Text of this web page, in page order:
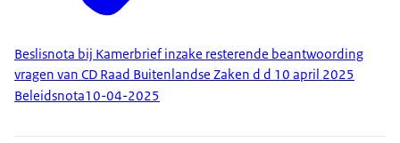
Beslisnota bij Kamerbrief inzake resterende beantwoording
vragen van CD Raad Buitenlandse Zaken d d 10 april 2025
Beleidsnota10-04-2025